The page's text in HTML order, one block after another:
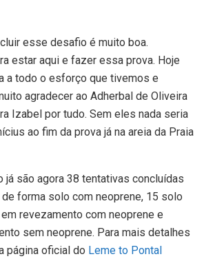
esse desafio é muito boa.
estar aqui e fazer essa prova. Hoje
a todo o esforço que tivemos e
agradecer ao Adherbal de Oliveira
Izabel por tudo. Sem eles nada seria
ao fim da prova já na areia da Praia
já são agora 38 tentativas concluídas
forma solo com neoprene, 15 solo
revezamento com neoprene e
sem neoprene. Para mais detalhes
página oficial do Leme to Pontal